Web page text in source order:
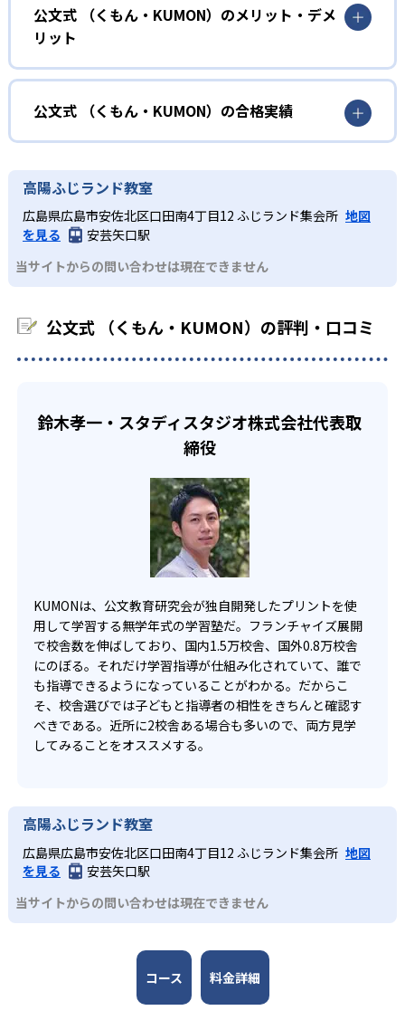
しさを経験できる。
KUMONの教材は、簡単な問題から高度な問題へと、スモー
ルステップで進んでいけるよう工夫されている。このスタ
イルは子どもの学習意欲をかき立てるため、教えてもらう
という受け身の姿勢ではなく、自ら進んで学ぶ姿勢を身に
つけられるだろう。
また、自学学習スタイルで学ぶ子どもたちは、自らの学習
課題に気がつくようになる。学年を超えた範囲も学習でき
るため、早い時期から高校教材に進む生徒もいる。
03 フレキシブルな受講スタイル
でも週2回受講できる。そのため、部活や他の習い事で忙し
らのオンライン受講と通室を組み合わせることも可能だ。
小学校に入る準備をしたい幼児向け
KUMONでは細かいステップに分かれた教材で、わかる楽し
さを経験しながら無理なく力を高めていける。
性格や学習への取り組み姿勢に合わせて内容も調整するた
め、小学校に入ってもつまずきにくい学力を身につけられ
るだろう。
中学に向けて苦手教科を克服したい子ども向け
KUMONでは経験豊富な先生が、子どものやる気を引き出せ
るよう適切なヒントを与えたり、声かけをしたりしてい
少しずつ苦手意識を克服できるだろう。
部活や習い事と両立したい生徒向け
KUMONでは、一人ひとりの学習状況やスケジュールに合わ
宿題の量や進め方に関しては、いつでも気軽に相談可能
だ。
公文式 （くもん・KUMON）のメリット・デメ
リット
どんなメリットがある？
KUMONでは自学自習スタイルで勉強するため、集中力や目
標に向かって頑張りやり抜く力を育むことができる。ま
た、年齢や学年にとらわれずに自分の学力に相応したレベ
ルから学習できるため、難しすぎてやる気を損ねたり、簡
単すぎて退屈することもない。
どんなデメリットがある？
KUMONでは、中高生のクラスでも数学・英語・国語の3教
科に限られるため、その他の教科に関しては他塾を検討す
る必要があるだろう。
公文式 （くもん・KUMON）の合格実績
KUMONは、公式サイトでは合格実績は公開していない。志
望校への実績があるかどうかは、通う予定の教室に問い合
わせたい。
高陽ふじランド教室
広島県広島市安佐北区口田南4丁目12 ふじランド集会所 地図
を見る
安芸矢口駅
当サイトからの問い合わせは現在できません
公文式 （くもん・KUMON）の評判・口コミ
鈴木孝一・スタディスタジオ株式会社代表取
締役
KUMONは、公文教育研究会が独自開発したプリントを使
用して学習する無学年式の学習塾だ。フランチャイズ展開
で校舎数を伸ばしており、国内1.5万校舎、国外0.8万校舎
にのぼる。それだけ学習指導が仕組み化されていて、誰で
も指導できるようになっていることがわかる。だからこ
そ、校舎選びでは子どもと指導者の相性をきちんと確認す
べきである。近所に2校舎ある場合も多いので、両方見学
してみることをオススメする。
高陽ふじランド教室
広島県広島市安佐北区口田南4丁目12 ふじランド集会所 地図
を見る
安芸矢口駅
当サイトからの問い合わせは現在できません
コース 料金詳細